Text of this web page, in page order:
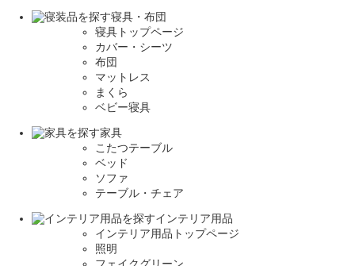
寝具・布団
寝具トップページ
カバー・シーツ
布団
マットレス
まくら
ベビー寝具
家具
こたつテーブル
ベッド
ソファ
テーブル・チェア
インテリア用品
インテリア用品トップページ
照明